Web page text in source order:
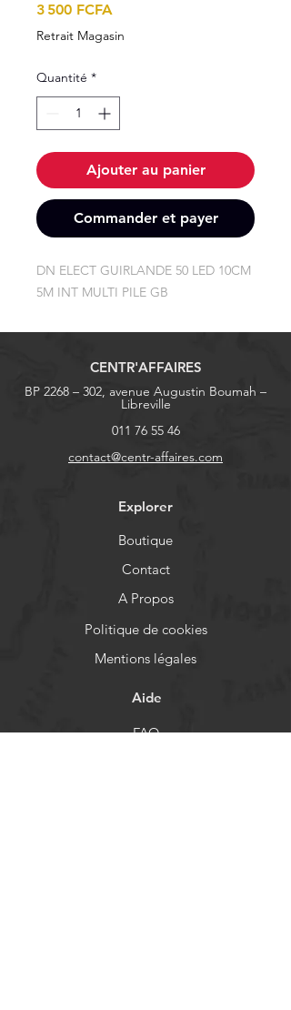
3 500 FCFA
Retrait Magasin
Quantité *
Ajouter au panier
Commander et payer
DN ELECT GUIRLANDE 50 LED 10CM
5M INT MULTI PILE GB
CENTR'AFFAIRES
BP 2268 – 302, avenue Augustin Boumah –
Libreville
011 76 55 46
contact@centr-affaires.com
Explorer
Boutique
Contact
A Propos
Politique de cookies
Mentions légales
Aide
FAQ